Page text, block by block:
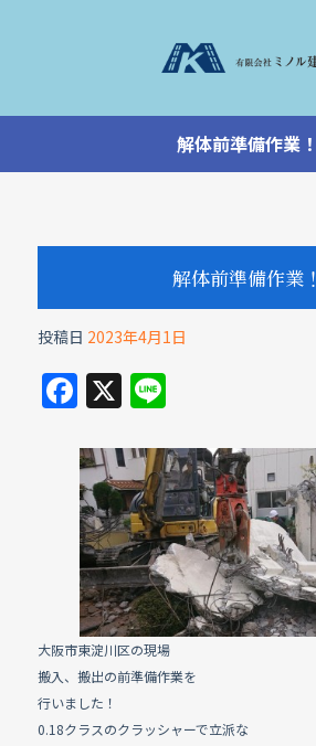
解体前準備作業！
解体前準備作業！
投稿日 2023年4月1日
F
a
c
e
b
o
o
k
X Li
e
大阪市東淀川区の現場
搬入、搬出の前準備作業を
行いました！
0.18クラスのクラッシャーで立派な